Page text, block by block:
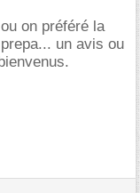
on préféré la
un avis ou